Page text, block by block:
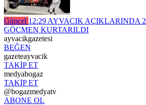
Güncel 12:29 AYVACIK AÇIKLARINDA
GÖÇMEN KURTARILDI
ayvacikgazetesi
BEĞEN
gazeteayvacik
TAKİP ET
medyabogaz
TAKİP ET
@bogazmedyatv
ABONE OL